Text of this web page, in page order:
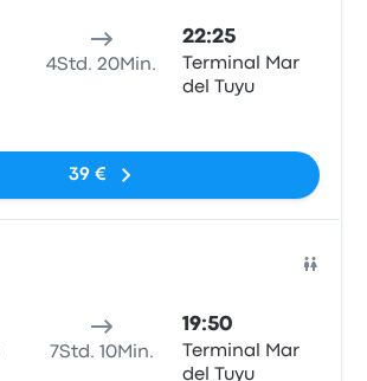
4Std. 20Min.
22:25
Terminal Mar
del Tuyu
39 €
7Std. 10Min.
19:50
Terminal Mar
del Tuyu